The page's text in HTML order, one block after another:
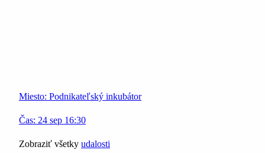
Miesto: Podnikateľský inkubátor
Čas: 24 sep 16:30
Zobraziť všetky udalosti